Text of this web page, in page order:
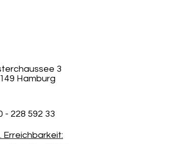
3
Hamburg
- 228 592 33
Erreichbarkeit: